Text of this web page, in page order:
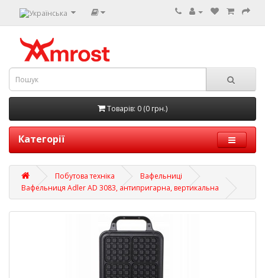
Товарів: 0 (0 грн.)
Категорії
Побутова техніка
Вафельниці
Вафельниця Adler AD 3083, антипригарна, вертикальна